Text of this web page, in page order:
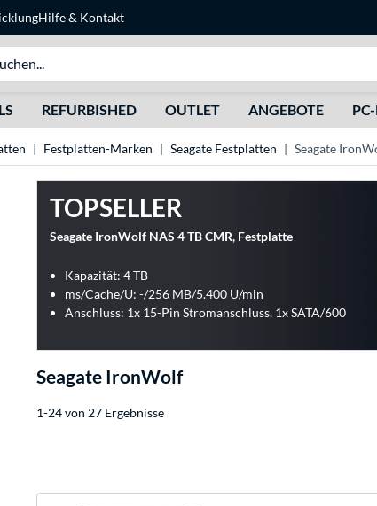
Hilfe& Kontakt
REFURBISHED OUTLET ANGEBOTE
Festplatten-Marken Seagate Festplatten Seagate
TOPSELLER
Seagate IronWolf NAS 4 TB CMR, Festplatte
Kapazität: 4 TB
ms/Cache/U: -/256 MB/5.400 U/min
Anschluss: 1x 15-Pin Stromanschluss, 1x SATA/600
Seagate IronWolf
1-24 von 27 Ergebnisse